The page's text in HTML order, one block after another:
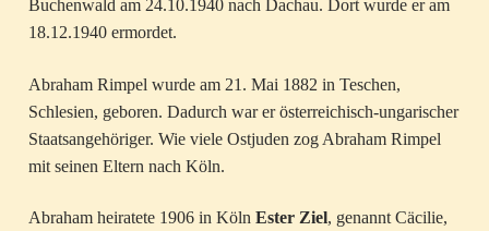
Buchenwald am 24.10.1940 nach Dachau. Dort wurde er am
18.12.1940 ermordet.
Abraham Rimpel wurde am 21. Mai 1882 in Teschen,
Schlesien, geboren. Dadurch war er österreichisch-ungarischer
Staatsangehöriger. Wie viele Ostjuden zog Abraham Rimpel
mit seinen Eltern nach Köln.
Abraham heiratete 1906 in Köln Ester Ziel, genannt Cäcilie,